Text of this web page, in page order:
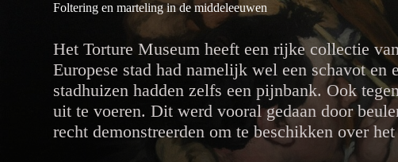
Foltering en marteling in de middeleeuwen
Het Torture Museum heeft een rijke collectie
Europese stad had namelijk wel een schavot
stadhuizen hadden zelfs een pijnbank. Ook
uit te voeren. Dit werd vooral gedaan door
recht demonstreerden om te beschikken over